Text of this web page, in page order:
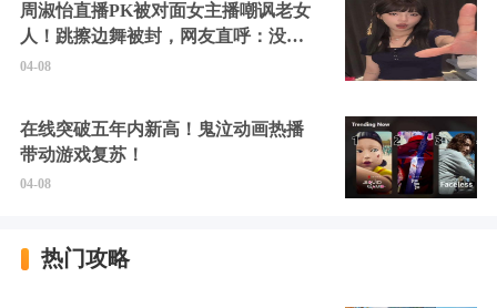
周淑怡直播PK被对面女主播嘲讽老女
人！跳擦边舞被封，网友直呼：没边
硬擦封的好！
04-08
在线突破五年内新高！鬼泣动画热播
带动游戏复苏！
04-08
热门攻略